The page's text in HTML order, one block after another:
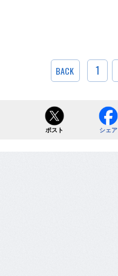
BACK 1
ポスト シェア